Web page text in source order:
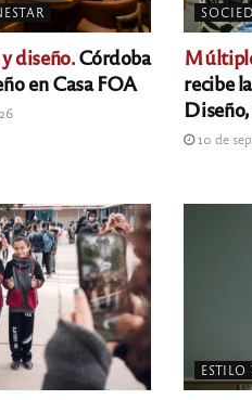
diseño.Córdoba
en Casa FOA
recibe
10 de
ESTILO